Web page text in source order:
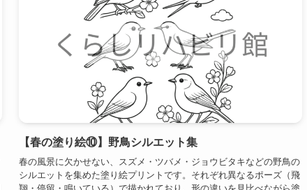
【春の塗り絵⑩】野鳥シルエット集
春の風景に欠かせない、スズメ・ツバメ・ジョウビタキなどの野鳥の
シルエットを集めた塗り絵プリントです。それぞれ異なるポーズ（飛